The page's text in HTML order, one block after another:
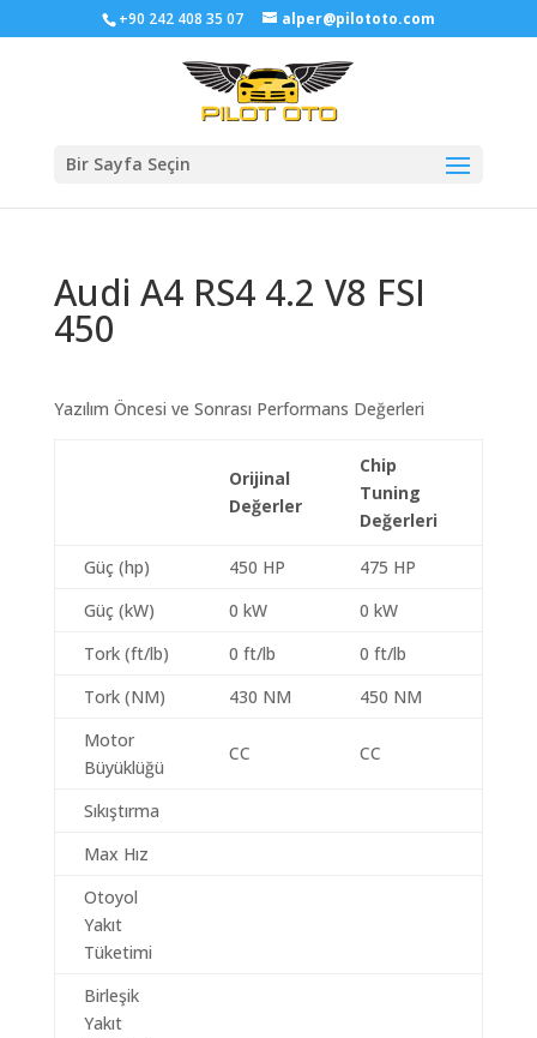
+90 242 408 35 07 alper@pilototo.com
Bir Sayfa Seçin
Audi A4 RS4 4.2 V8 FSI
450
Yazılım Öncesi ve Sonrası Performans Değerleri
Orijinal
Değerler
Chip
Tuning
Değerleri
Güç (hp) 450 HP
475 HP
Güç (kW)
0 kW
0 kW
Tork (ft/lb)
0 ft/lb
0 ft/lb
Tork (NM)
430 NM
450 NM
Motor
Büyüklüğü
CC CC
Sıkıştırma
Max Hız
Otoyol
Yakıt
Tüketimi
Birleşik
Yakıt